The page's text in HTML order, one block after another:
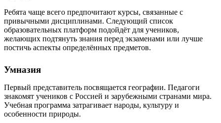
Ребята чаще всего предпочитают курсы, связанные с
привычными дисциплинами. Следующий список
образовательных платформ подойдёт для учеников,
желающих подтянуть знания перед экзаменами или лучше
постичь аспекты определённых предметов.
Умназия
Первый представитель посвящается географии. Педагоги
знакомят учеников с Россией и зарубежными странами мира.
Учебная программа затрагивает народы, культуру и
особенности природы.